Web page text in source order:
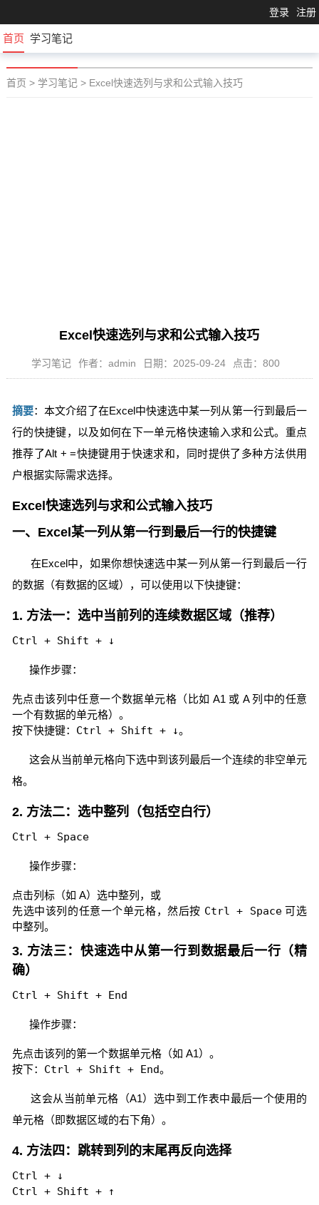
登录 注册
首页 学习笔记
首页 > 学习笔记 > Excel快速选列与求和公式输入技巧
Excel快速选列与求和公式输入技巧
学习笔记 作者：admin 日期：2025-09-24 点击：800
摘要：本文介绍了在Excel中快速选中某一列从第一行到最后一
行的快捷键，以及如何在下一单元格快速输入求和公式。重点
推荐了Alt + =快捷键用于快速求和，同时提供了多种方法供用
户根据实际需求选择。
Excel快速选列与求和公式输入技巧
一、Excel某一列从第一行到最后一行的快捷键
在Excel中，如果你想快速选中某一列从第一行到最后一行
的数据（有数据的区域），可以使用以下快捷键：
1. 方法一：选中当前列的连续数据区域（推荐）
Ctrl + Shift + ↓
操作步骤：
先点击该列中任意一个数据单元格（比如 A1 或 A 列中的任意
一个有数据的单元格）。
按下快捷键： Ctrl + Shift + ↓。
这会从当前单元格向下选中到该列最后一个连续的非空单元
格。
2. 方法二：选中整列（包括空白行）
Ctrl + Space
操作步骤：
点击列标（如 A）选中整列，或
先选中该列的任意一个单元格，然后按 Ctrl + Space可选
中整列。
3. 方法三：快速选中从第一行到数据最后一行（精
确）
Ctrl + Shift + End
操作步骤：
先点击该列的第一个数据单元格（如 A1）。
按下： Ctrl + Shift + End。
这会从当前单元格（A1）选中到工作表中最后一个使用的
单元格（即数据区域的右下角）。
4. 方法四：跳转到列的末尾再反向选择
Ctrl + ↓
Ctrl + Shift + ↑